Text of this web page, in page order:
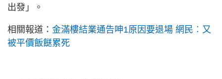
出發」。
相關報道： 金滿樓結業通告呻1原因要退場 網民︰又
被平價飯餸累死